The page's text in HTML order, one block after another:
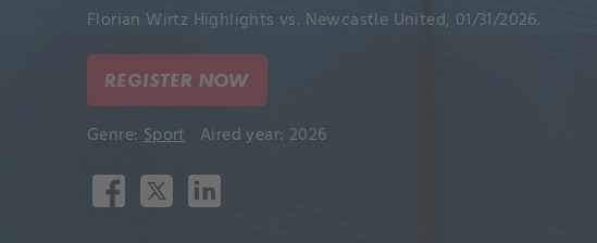
Florian Wirtz Highlights vs. Newcastle United, 01/31/2026.
REGISTER NOW
Genre: Sport Aired year: 2026